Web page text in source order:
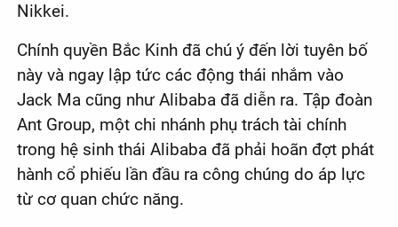
Nikkei.
Chính quyền Bắc Kinh đã chú ý đến lời tuyên bố
này và ngay lập tức các động thái nhắm vào
Jack Ma cũng như Alibaba đã diễn ra. Tập đoàn
Ant Group, một chi nhánh phụ trách tài chính
trong hệ sinh thái Alibaba đã phải hoãn đợt phát
hành cổ phiếu lần đầu ra công chúng do áp lực
từ cơ quan chức năng.